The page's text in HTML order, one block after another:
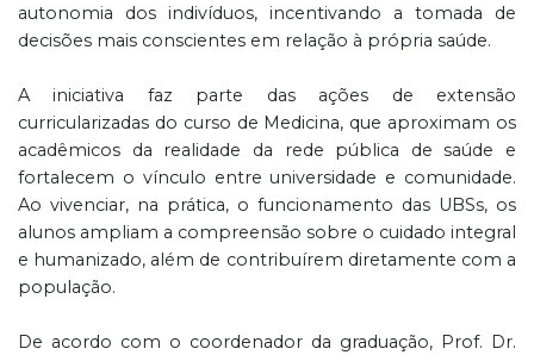
autonomia dos indivíduos, incentivando a tomada de
decisões mais conscientes em relação à própria saúde.
A iniciativa faz parte das ações de extensão
curricularizadas do curso de Medicina, que aproximam os
acadêmicos da realidade da rede pública de saúde e
fortalecem o vínculo entre universidade e comunidade.
Ao vivenciar, na prática, o funcionamento das UBSs, os
alunos ampliam a compreensão sobre o cuidado integral
e humanizado, além de contribuírem diretamente com a
população.
De acordo com o coordenador da graduação, Prof. Dr.